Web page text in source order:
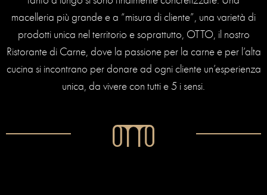
macelleria più grande e a “misura di cliente”, una varietà di
prodotti unica nel territorio e soprattutto, OTTO, il nostro
Ristorante di Carne, dove la passione per la carne e per l’alta
cucina si incontrano per donare ad ogni cliente un’esperienza
unica, da vivere con tutti e 5 i sensi.